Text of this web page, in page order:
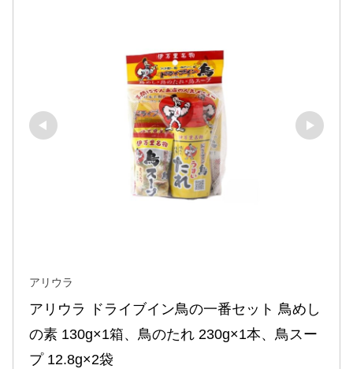
アリウラ
アリウラ ドライブイン鳥の一番セット 鳥めし
の素 130g×1箱、鳥のたれ 230g×1本、鳥スー
プ 12.8g×2袋